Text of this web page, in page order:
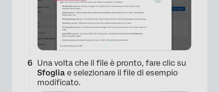
×
Una volta che il file è pronto, fare clic su
Sfoglia e selezionare il file di esempio
modificato.